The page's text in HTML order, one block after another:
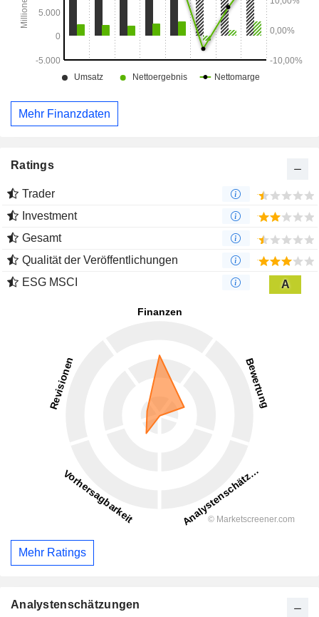
Mehr Finanzdaten
Ratings
Trader
Investment
Gesamt
Qualität der Veröffentlichungen
ESG MSCI
A
Mehr Ratings
Analystenschätzungen